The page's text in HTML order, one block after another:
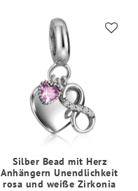
Silber Bead mit Herz
Anhängern Unendlichkeit
rosa und weiße Zirkonia